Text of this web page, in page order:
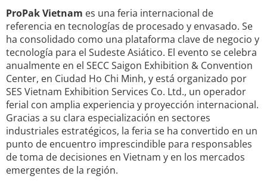
ProPak Vietnam es una feria internacional de
referencia en tecnologías de procesado y envasado. Se
ha consolidado como una plataforma clave de negocio y
tecnología para el Sudeste Asiático. El evento se celebra
anualmente en el SECC Saigon Exhibition & Convention
Center, en Ciudad Ho Chi Minh, y está organizado por
SES Vietnam Exhibition Services Co. Ltd., un operador
ferial con amplia experiencia y proyección internacional.
Gracias a su clara especialización en sectores
industriales estratégicos, la feria se ha convertido en un
punto de encuentro imprescindible para responsables
de toma de decisiones en Vietnam y en los mercados
emergentes de la región.